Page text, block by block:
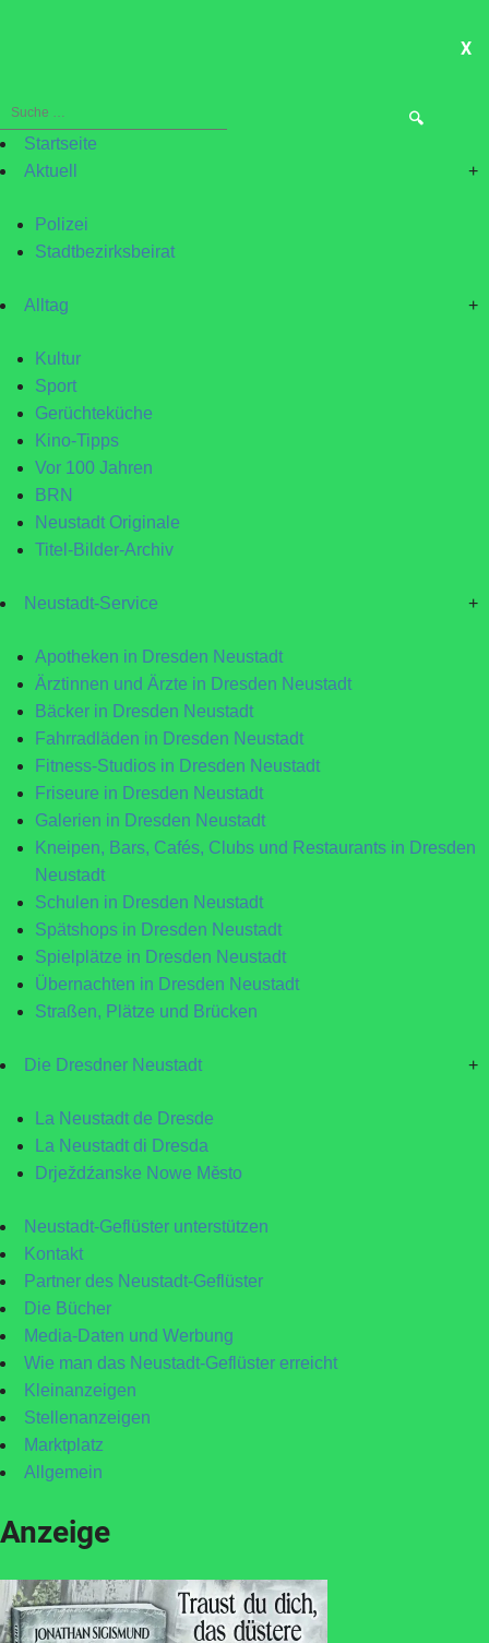
X
Suche
nach:Startseite
Aktuell
+
Polizei
Stadtbezirksbeirat
Alltag +
Kultur
Sport
Gerüchteküche
Kino-Tipps
Vor 100 Jahren
BRN
Neustadt Originale
Titel-Bilder-Archiv
Neustadt-Service +
Apotheken in Dresden Neustadt
Ärztinnen und Ärzte in Dresden Neustadt
Bäcker in Dresden Neustadt
Fahrradläden in Dresden Neustadt
Fitness-Studios in Dresden Neustadt
Friseure in Dresden Neustadt
Galerien in Dresden Neustadt
Kneipen, Bars, Cafés, Clubs und Restaurants in Dresden
Neustadt
Schulen in Dresden Neustadt
Spätshops in Dresden Neustadt
Spielplätze in Dresden Neustadt
Übernachten in Dresden Neustadt
Straßen, Plätze und Brücken
Die Dresdner Neustadt +
La Neustadt de Dresde
La Neustadt di Dresda
Drježdźanske Nowe Město
Neustadt-Geflüster unterstützen
Kontakt
Partner des Neustadt-Geflüster
Die Bücher
Media-Daten und Werbung
Wie man das Neustadt-Geflüster erreicht
Kleinanzeigen
Stellenanzeigen
Marktplatz
Allgemein
Anzeige